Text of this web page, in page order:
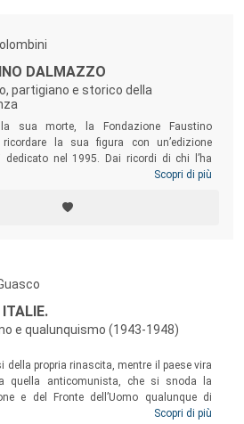
DALMAZZO
partigiano e storico della
sua morte, la Fondazione Faustino
la sua figura con un’edizione
nel 1995. Dai ricordi di chi l’ha
e dallo studio della sua opera, emerge il
ha richiamato la centralità storica
testimone e come storico, e ne ha
Scopri di più
ITALIE.
e qualunquismo (1943-1948)
della propria rinascita, mentre il paese vira
quella anticomunista, che si snoda la
e del Fronte dell’Uomo qualunque di
vicenda capace di restituire non solo il
Scopri di più